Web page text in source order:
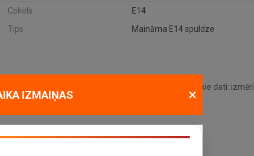
Cokols
E14
Tips Maināma E14 spuldze
mājoklī, dzīvoklī vai projektā. Galvenie tehniskie dati: izmēri
; jauda2 x 40 W; aizsardzības klase
interjerā.
IZMAIŅAS ×